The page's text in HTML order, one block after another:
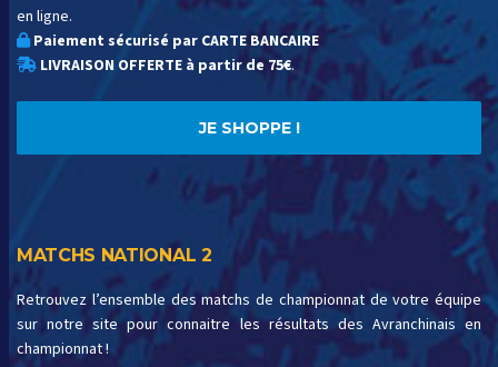
en ligne.
Paiement sécurisé par CARTE BANCAIRE
LIVRAISON OFFERTE à partir de 75€.
JE SHOPPE !
MATCHS NATIONAL 2
Retrouvez l’ensemble des matchs de championnat de votre équipe
sur notre site pour connaitre les résultats des Avranchinais en
championnat !